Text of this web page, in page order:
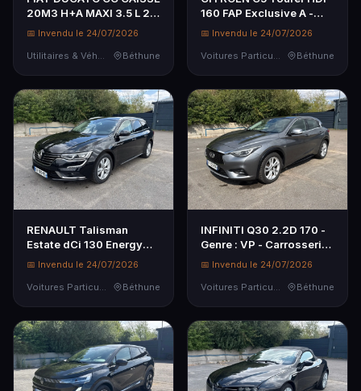
20M3 H+A MAXI 3.5 L 2.3
MJT 160 PRO LOUNGE -
Carrosserie : FOURGON -
📅 Invendu le 24/07/2026
Utilitaires & Véhicules de Société
Béthune
160 FAP Exclusive A -
Genre : VP - Carrosserie :
Couleur : GRIS - Kilomé...
📅 Invendu le 24/07/2026
Voitures Particulières
Béthune
RENAULT Talisman
Estate dCi 130 Energy
EDC Intens - Genre : VP -
Energie : GO - Couleur :
📅 Invendu le 24/07/2026
Béthune
INFINITI Q30 2.2D 170 -
Genre : VP - Carrosserie :
CI - Energie : GO -
Kilométrage compteur :
📅 Invendu le 24/07/2026
Béthune